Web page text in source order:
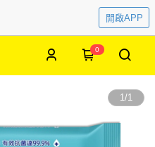
開啟APP
0
1/1